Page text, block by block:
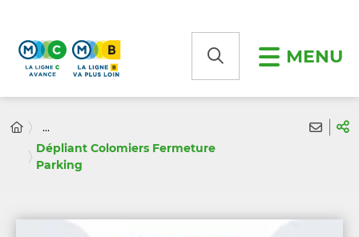
MENU
...
Dépliant Colomiers Fermeture
Parking